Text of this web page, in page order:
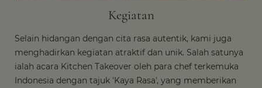
Kegiatan
Selain hidangan dengan cita rasa autentik, kami juga
menghadirkan kegiatan atraktif dan unik. Salah satunya
ialah acara Kitchen Takeover oleh para chef terkemuka
Indonesia dengan tajuk 'Kaya Rasa', yang memberikan